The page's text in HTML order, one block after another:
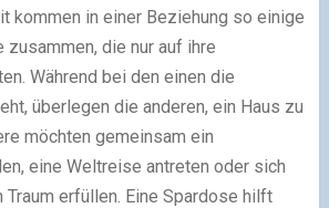
kommen in einer Beziehung so einige
zusammen, die nur auf ihre
Während bei den einen die
überlegen die anderen, ein Haus zu
möchten gemeinsam ein
eine Weltreise antreten oder sich
Traum erfüllen. Eine Spardose hilft